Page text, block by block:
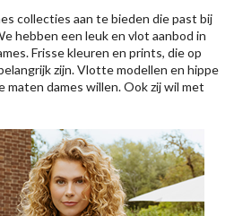
collecties aan te bieden die past bij
hebben een leuk en vlot aanbod in
Frisse kleuren en prints, die op
zijn. Vlotte modellen en hippe
dames willen. Ook zij wil met